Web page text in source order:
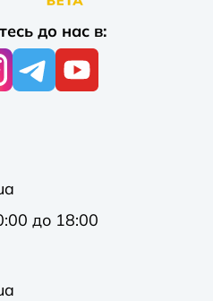
до нас в:
до 18:00